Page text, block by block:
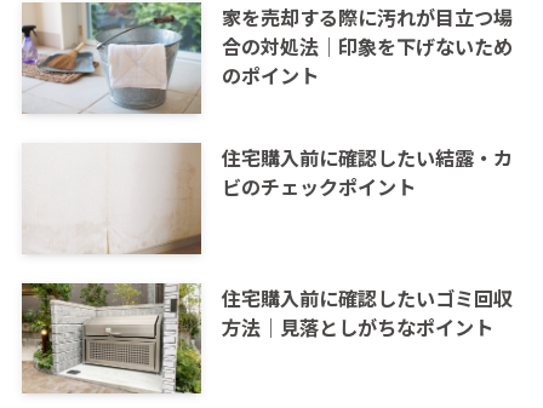
家を売却する際に汚れが目立つ場
合の対処法｜印象を下げないため
のポイント
住宅購入前に確認したい結露・カ
ビのチェックポイント
住宅購入前に確認したいゴミ回収
方法｜見落としがちなポイント